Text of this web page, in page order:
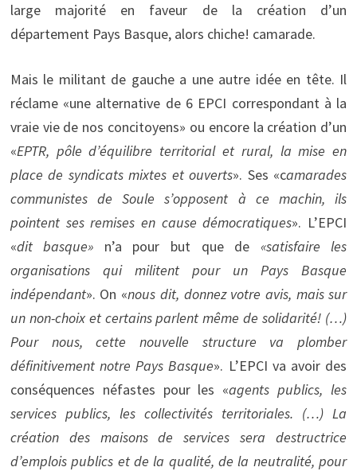
large majorité en faveur de la création d’un
département Pays Basque, alors chiche! camarade.
Mais le militant de gauche a une autre idée en tête. Il
réclame «une alternative de 6 EPCI correspondant à la
vraie vie de nos concitoyens» ou encore la création d’un
«EPTR, pôle d’équilibre territorial et rural, la mise en
place de syndicats mixtes et ouverts». Ses «camarades
communistes de Soule s’opposent à ce machin, ils
pointent ses remises en cause démocratiques». L’EPCI
«dit basque» n’a pour but que de «satisfaire les
organisations qui militent pour un Pays Basque
indépendant». On «nous dit, donnez votre avis, mais sur
un non-choix et certains parlent même de solidarité! (…)
Pour nous, cette nouvelle structure va plomber
définitivement notre Pays Basque». L’EPCI va avoir des
conséquences néfastes pour les «agents publics, les
services publics, les collectivités territoriales. (…) La
création des maisons de services sera destructrice
d’emplois publics et de la qualité, de la neutralité, pour